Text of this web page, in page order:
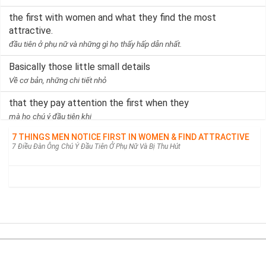
the first with women and what they find the most
attractive.
đầu tiên ở phụ nữ và những gì họ thấy hấp dẫn nhất.
Basically those little small details
Về cơ bản, những chi tiết nhỏ
that they pay attention the first when they
mà họ chú ý đầu tiên khi
meet a woman for the first time.
gặp một người phụ nữ lần đầu tiên.
point.
để bạn có thể đảm bảo rằng các thông tin chi tiết của bạn là chính
7 THINGS MEN NOTICE FIRST IN WOMEN & FIND ATTRACTIVE
7 Điều Đàn Ông Chú Ý Đầu Tiên Ở Phụ Nữ Và Bị Thu Hút